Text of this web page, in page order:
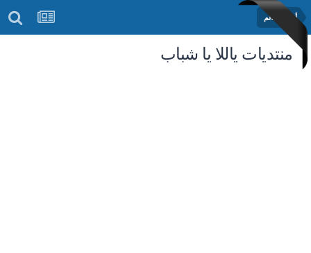
أخبار العالم
منتديات ياللا يا شباب